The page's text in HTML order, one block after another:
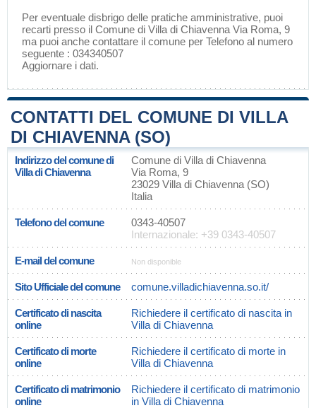
Per eventuale disbrigo delle pratiche amministrative, puoi
recarti presso il Comune di Villa di Chiavenna Via Roma, 9
ma puoi anche contattare il comune per Telefono al numero
seguente : 034340507
Aggiornare i dati.
CONTATTI DEL COMUNE DI VILLA
DI CHIAVENNA (SO)
Indirizzo del comune di
Villa di Chiavenna
Comune di Villa di Chiavenna
Via Roma, 9
23029 Villa di Chiavenna (SO)
Italia
Telefono del comune
0343-40507
Internazionale: +39 0343-40507
E-mail del comune Non disponible
Sito Ufficiale del comune comune.villadichiavenna.so.it/
Certificato di nascita
online
Richiedere il certificato di nascita in
Villa di Chiavenna
Certificato di morte
online
Richiedere il certificato di morte in
Villa di Chiavenna
Certificato di matrimonio
online
Richiedere il certificato di matrimonio
in Villa di Chiavenna